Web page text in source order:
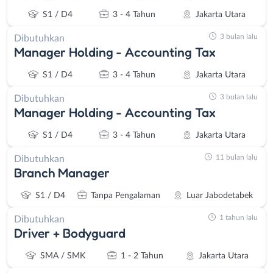
S1 / D4 3 - 4 Tahun Jakarta Utara
Dibutuhkan
Manager Holding - Accounting Tax
S1 / D4 3 - 4 Tahun Jakarta Utara
3 bulan lalu
Dibutuhkan
Manager Holding - Accounting Tax
S1 / D4 3 - 4 Tahun Jakarta Utara
3 bulan lalu
Dibutuhkan
Branch Manager
S1 / D4 Tanpa Pengalaman Luar Jabodetabek
11 bulan lalu
Dibutuhkan
Driver + Bodyguard
SMA / SMK 1 - 2 Tahun Jakarta Utara
1 tahun lalu